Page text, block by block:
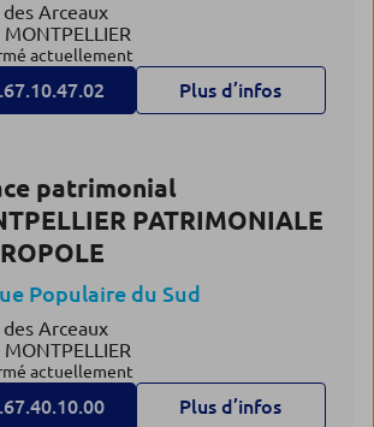
Arceaux
actuellement
Plus d’infos
patrimonial
PATRIMONIALE
Populaire du Sud
Arceaux
actuellement
Plus d’infos